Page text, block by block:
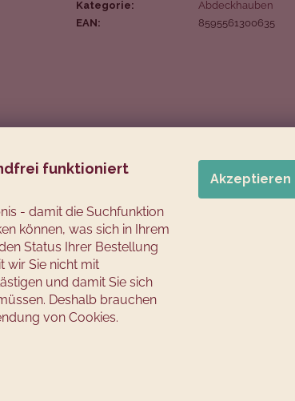
funktioniert
- damit die Suchfunktion
können, was sich in Ihrem
Status Ihrer Bestellung
wir Sie nicht mit
und damit Sie sich
Deshalb brauchen
von Cookies.
Akzeptieren
Kategorie:
Abdeckhauben
EAN: 8595561300635